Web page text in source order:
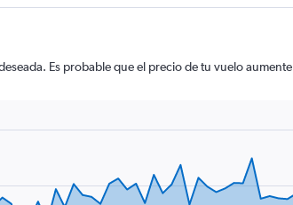
Es probable que el precio de tu vuelo aumente